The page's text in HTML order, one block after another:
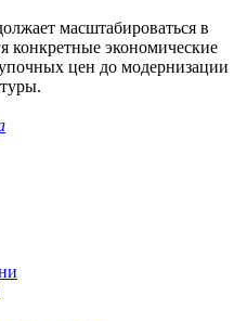
масштабироваться в
конкретные экономические
цен до модернизации